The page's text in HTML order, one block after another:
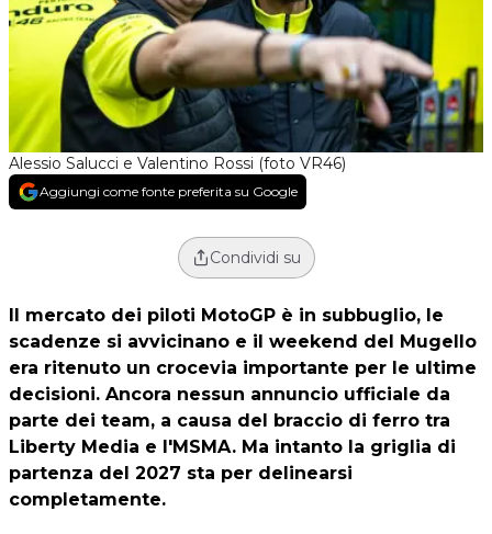
Alessio Salucci e Valentino Rossi (foto VR46)
Aggiungi come fonte preferita su Google
Condividi su
Il mercato dei piloti MotoGP è in subbuglio, le
scadenze si avvicinano e il weekend del Mugello
era ritenuto un crocevia importante per le ultime
decisioni. Ancora nessun annuncio ufficiale da
parte dei team, a causa del braccio di ferro tra
Liberty Media e l'MSMA. Ma intanto la griglia di
partenza del 2027 sta per delinearsi
completamente.